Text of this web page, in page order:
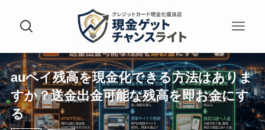
auペイ残高を現金化できる方法はありま
すか？送金出金可能な残高を即お金にす
る